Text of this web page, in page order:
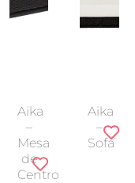
Aika
–
Mesa
de
Centro
Aika
–
Sofá